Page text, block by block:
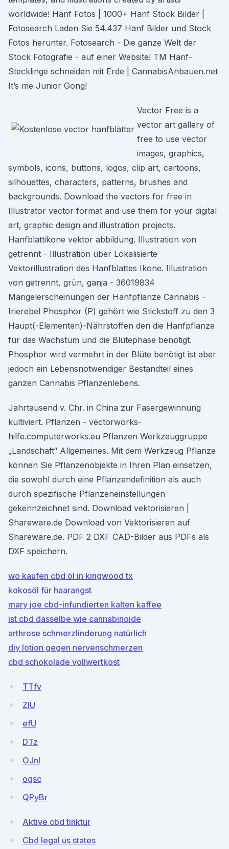
worldwide! Hanf Fotos | 1000+ Hanf Stock Bilder |
Fotosearch Laden Sie 54.437 Hanf Bilder und Stock
Fotos herunter. Fotosearch - Die ganze Welt der
Stock Fotografie - auf einer Website! TM Hanf-
Stecklinge schneiden mit Erde | CannabisAnbauen.net
It’s me Junior Gong!
Vector Free is a
vector art gallery of
free to use vector
images, graphics,
symbols, icons, buttons, logos, clip art, cartoons,
silhouettes, characters, patterns, brushes and
backgrounds. Download the vectors for free in
Illustrator vector format and use them for your digital
art, graphic design and illustration projects.
Hanfblattikone vektor abbildung. Illustration von
getrennt - Illustration über Lokalisierte
Vektorillustration des Hanfblattes Ikone. Illustration
von getrennt, grün, ganja - 36019834
Mangelerscheinungen der Hanfpflanze Cannabis -
Irierebel Phosphor (P) gehört wie Stickstoff zu den 3
Haupt(-Elementen)-Nährstoffen den die Hanfpflanze
für das Wachstum und die Blütephase benötigt.
Phosphor wird vermehrt in der Blüte benötigt ist aber
jedoch ein Lebensnotwendiger Bestandteil eines
ganzen Cannabis Pflanzenlebens.
Jahrtausend v. Chr. in China zur Fasergewinnung
kultiviert. Pflanzen - vectorworks-
hilfe.computerworks.eu Pflanzen Werkzeuggruppe
„Landschaft“ Allgemeines. Mit dem Werkzeug Pflanze
können Sie Pflanzenobjekte in Ihren Plan einsetzen,
die sowohl durch eine Pflan­zendefinition als auch
durch spezifische Pflanzeneinstellungen
gekennzeichnet sind. Download vektorisieren |
Shareware.de Download von Vektorisieren auf
Shareware.de. PDF 2 DXF CAD-Bilder aus PDFs als
DXF speichern.
wo kaufen cbd öl in kingwood tx
kokosöl für haarangst
mary joe cbd-infundierten kalten kaffee
ist cbd dasselbe wie cannabinoide
arthrose schmerzlinderung natürlich
diy lotion gegen nervenschmerzen
cbd schokolade vollwertkost
TTfv
ZIU
efU
DTz
OJnl
ogsc
QPyBr
Aktive cbd tinktur
Cbd legal us states